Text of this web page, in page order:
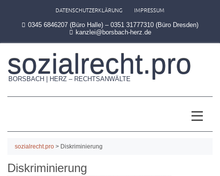
DATENSCHUTZERKLÄRUNG IMPRESSUM
0345 6846207 (Büro Halle) – 0351 31777310 (Büro Dresden)
kanzlei@borsbach-herz.de
sozialrecht.pro
BORSBACH | HERZ – RECHTSANWÄLTE
sozialrecht.pro > Diskriminierung
Diskriminierung